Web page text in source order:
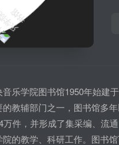
学院图书馆1950年始建于
的教辅部门之一，图书馆多
万件，并形成了集采编、流
院的教学、科研工作。图书